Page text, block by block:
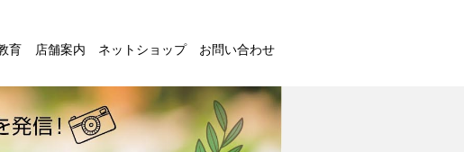
育 店舗案内 ネットショップ お問い合わせ